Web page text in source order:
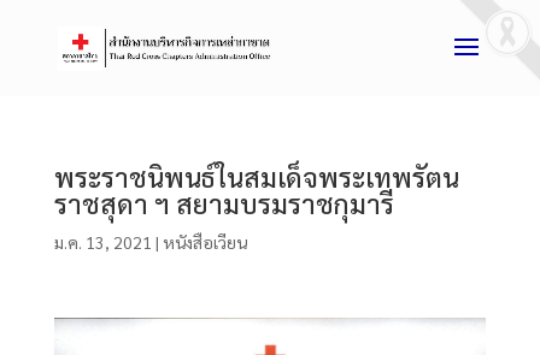
พระราชนิพนธ์ในสมเด็จพระเทพรัตน
ราชสุดา ฯ สยามบรมราชกุมารี
ม.ค. 13, 2021 | หนังสือเวียน